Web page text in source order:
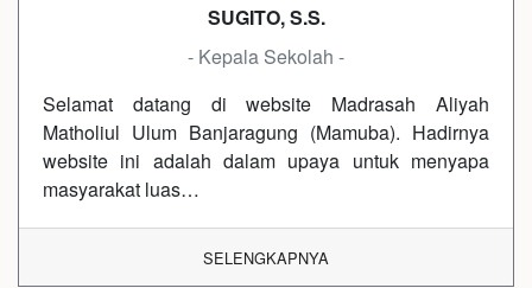
SUGITO, S.S.
- Kepala Sekolah -
Selamat datang di website Madrasah Aliyah
Matholiul Ulum Banjaragung (Mamuba). Hadirnya
website ini adalah dalam upaya untuk menyapa
masyarakat luas…
SELENGKAPNYA